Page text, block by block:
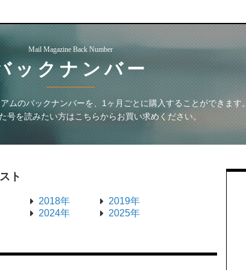
Mail Magazine Back Number
ックナンバー
ムのバックナンバーを、1ヶ月ごとに購入することができます。
号を読みたい方はこちらからお買い求めください。
ト
2018年
2019年
2024年
2025年